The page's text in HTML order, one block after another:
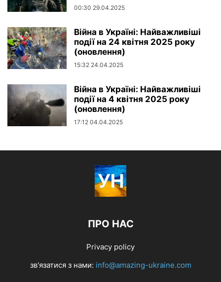
00:30 29.04.2025
Війна в Україні: Найважливіші
події на 24 квітня 2025 року
(оновлення)
15:32 24.04.2025
Війна в Україні: Найважливіші
події на 4 квітня 2025 року
(оновлення)
17:12 04.04.2025
ПРО НАС
Privacy policy
зв'язатися з нами: info@amazing-ukraine.com